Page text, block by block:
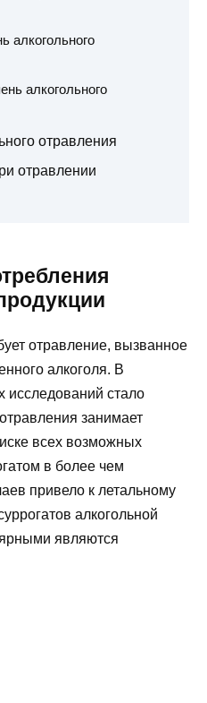
алкогольного
алкогольного
отравления
отравлении
отравление, вызванное
алкоголя. В
исследований стало
занимает
всех возможных
в более чем
привело к летальному
алкогольной
являются